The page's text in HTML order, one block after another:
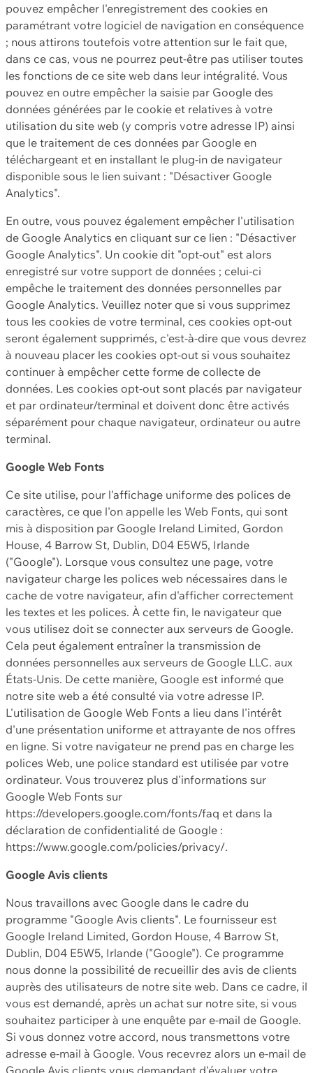
pouvez empêcher l'enregistrement des cookies en
paramétrant votre logiciel de navigation en conséquence
; nous attirons toutefois votre attention sur le fait que,
dans ce cas, vous ne pourrez peut-être pas utiliser toutes
les fonctions de ce site web dans leur intégralité. Vous
pouvez en outre empêcher la saisie par Google des
données générées par le cookie et relatives à votre
utilisation du site web (y compris votre adresse IP) ainsi
que le traitement de ces données par Google en
téléchargeant et en installant le plug-in de navigateur
disponible sous le lien suivant : "Désactiver Google
Analytics".
En outre, vous pouvez également empêcher l'utilisation
de Google Analytics en cliquant sur ce lien : "Désactiver
Google Analytics". Un cookie dit "opt-out" est alors
enregistré sur votre support de données ; celui-ci
empêche le traitement des données personnelles par
Google Analytics. Veuillez noter que si vous supprimez
tous les cookies de votre terminal, ces cookies opt-out
seront également supprimés, c'est-à-dire que vous devrez
à nouveau placer les cookies opt-out si vous souhaitez
continuer à empêcher cette forme de collecte de
données. Les cookies opt-out sont placés par navigateur
et par ordinateur/terminal et doivent donc être activés
séparément pour chaque navigateur, ordinateur ou autre
terminal.
Google Web Fonts
Ce site utilise, pour l'affichage uniforme des polices de
caractères, ce que l'on appelle les Web Fonts, qui sont
mis à disposition par Google Ireland Limited, Gordon
House, 4 Barrow St, Dublin, D04 E5W5, Irlande
("Google"). Lorsque vous consultez une page, votre
navigateur charge les polices web nécessaires dans le
cache de votre navigateur, afin d'afficher correctement
les textes et les polices. À cette fin, le navigateur que
vous utilisez doit se connecter aux serveurs de Google.
Cela peut également entraîner la transmission de
données personnelles aux serveurs de Google LLC. aux
États-Unis. De cette manière, Google est informé que
notre site web a été consulté via votre adresse IP.
L'utilisation de Google Web Fonts a lieu dans l'intérêt
d'une présentation uniforme et attrayante de nos offres
en ligne. Si votre navigateur ne prend pas en charge les
polices Web, une police standard est utilisée par votre
ordinateur. Vous trouverez plus d'informations sur
Google Web Fonts sur
https://developers.google.com/fonts/faq et dans la
déclaration de confidentialité de Google :
https://www.google.com/policies/privacy/.
Google Avis clients
Nous travaillons avec Google dans le cadre du
programme "Google Avis clients". Le fournisseur est
Google Ireland Limited, Gordon House, 4 Barrow St,
Dublin, D04 E5W5, Irlande ("Google"). Ce programme
nous donne la possibilité de recueillir des avis de clients
auprès des utilisateurs de notre site web. Dans ce cadre, il
vous est demandé, après un achat sur notre site, si vous
souhaitez participer à une enquête par e-mail de Google.
Si vous donnez votre accord, nous transmettons votre
adresse e-mail à Google. Vous recevrez alors un e-mail de